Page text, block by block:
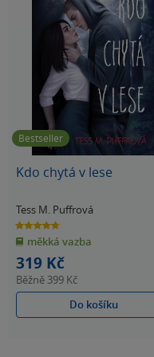
Bestseller
Kdo chytá v lese
Tess M. Puffrová
4.7
z
5
hvězdiček
měkká vazba
319 Kč
Běžně 399 Kč
Do košíku